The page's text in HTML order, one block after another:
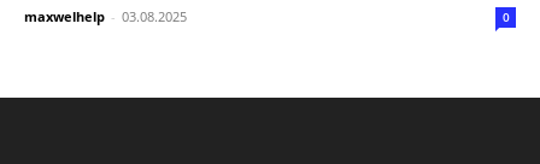
maxwelhelp - 03.08.2025 0